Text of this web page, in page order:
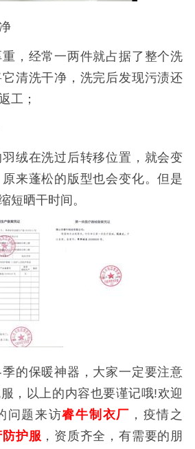
经常一两件就占据了整个洗
清洗干净，洗完后发现污渍还
工；
在洗过后转移位置，就会变
来蓬松的版型也会变化。但是
短晒干时间。
保暖神器，大家一定要注意
，以上的内容也要谨记哦!欢迎
问题来访睿牛制衣厂 ，疫情之
防护服 ，资质齐全，有需要的朋